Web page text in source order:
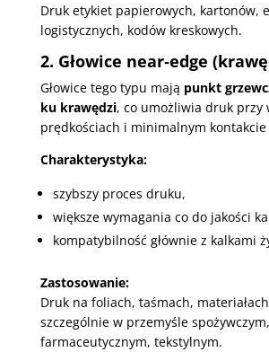
Druk etykiet papierowych, kartonów,
logistycznych, kodów kreskowych.
2. Głowice near‑edge
Głowice tego typu mają punkt
ku krawędzi, co umożliwia druk przy
prędkościach i minimalnym kontakcie
Charakterystyka:
szybszy proces druku,
większe wymagania co do jakości
kompatybilność głównie z kalkami
Zastosowanie:
Druk na foliach, taśmach,
szczególnie w przemyśle spożywczym,
farmaceutycznym, tekstylnym.